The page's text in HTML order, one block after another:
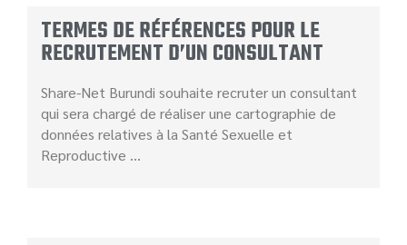
TERMES DE RÉFÉRENCES POUR LE
RECRUTEMENT D’UN CONSULTANT
Share-Net Burundi souhaite recruter un consultant
qui sera chargé de réaliser une cartographie de
données relatives à la Santé Sexuelle et
Reproductive …